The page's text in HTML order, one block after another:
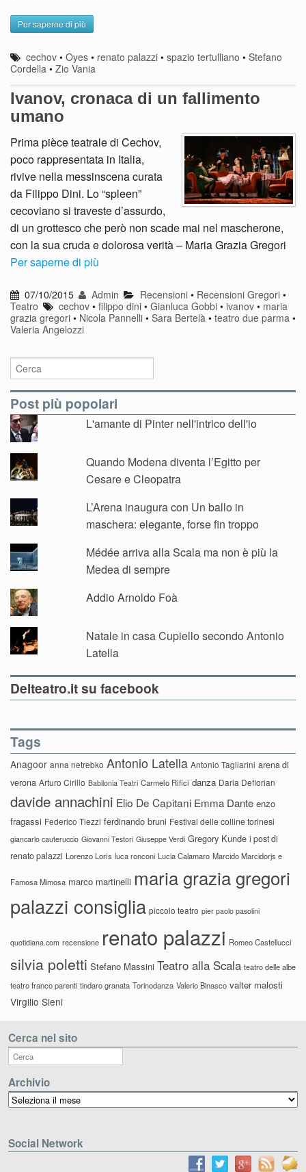
Per saperne di più
cechov •Oyes • renato palazzi •spazio tertulliano •Stefano
Cordella • Zio Vania
Ivanov, cronaca di un fallimento
umano
Prima pièce teatrale di Cechov,
poco rappresentata in Italia,
rivive nella messinscena curata
da Filippo Dini. Lo “spleen”
cecoviano si traveste d’assurdo,
di un grottesco che però non scade mai nel mascherone,
con la sua cruda e dolorosa verità – Maria Grazia Gregori
Per saperne di più
07/10/2015 Admin Recensioni• Recensioni Gregori•
Teatro
cechov •filippo dini •Gianluca Gobbi •ivanov • maria
grazia gregori • Nicola Pannelli • Sara Bertelà • teatro due parma •
Valeria Angelozzi
Post più popolari
L'amante di Pinter nell'intrico dell'io
Quando Modena diventa l’Egitto per
Cesare e Cleopatra
L’Arena inaugura con Un ballo in
maschera: elegante, forse fin troppo
Médée arriva alla Scala ma non è più la
Medea di sempre
Addio Arnoldo Foà
Natale in casa Cupiello secondo Antonio
Latella
Delteatro.it su facebook
Tags
Anagoor anna netrebko Antonio Latella Antonio Tagliarini arena di
verona Arturo Cirillo Babilonia Teatri Carmelo Rifici danza Daria Deflorian
davide annachini Elio De Capitani Emma Dante enzo
fragassi Federico Tiezzi ferdinando bruni Festival delle colline torinesi
giancarlo cauteruccio Giovanni Testori Giuseppe Verdi Gregory Kunde i post di
renato palazzi Lorenzo Loris luca ronconi Lucia Calamaro Marcido Marcidorjs e
Famosa Mimosa marco martinelli maria grazia gregori
palazzi consiglia piccolo teatro pier paolo pasolini
quotidiana.com recensione renato palazzi Romeo Castellucci
silvia poletti Stefano Massini Teatro alla Scala teatro delle albe
teatro franco parenti tindaro granata Torinodanza Valerio Binasco valter malosti
Virgilio Sieni
Cerca nel sito
Archivio
Archivio
Social Network